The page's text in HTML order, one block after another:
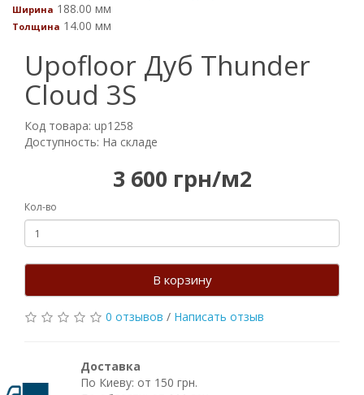
Ширина 188.00 мм
Толщина 14.00 мм
Upofloor Дуб Thunder
Cloud 3S
Код товара: up1258
Доступность: На складе
3 600 грн/м2
Кол-во
В корзину
0 отзывов / Написать отзыв
Доставка
По Киеву: от 150 грн.